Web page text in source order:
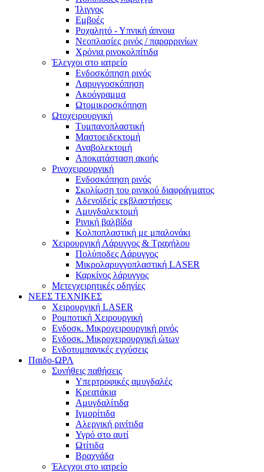
Ίλιγγος
Εμβοές
Ροχαλητό - Υπνική άπνοια
Νεοπλασίες ρινός / παραρρινίων
Χρόνια ρινοκολπίτιδα
Έλεγχοι στο ιατρείο
Ενδοσκόπηση ρινός
Λαρυγγοσκόπηση
Ακοόγραμμα
Ωτομικροσκόπηση
Ωτοχειρουργική
Τυμπανοπλαστική
Μαστοειδεκτομή
Αναβολεκτομή
Αποκατάσταση ακοής
Ρινοχειρουργική
Ενδοσκόπηση ρινός
Σκολίωση του ρινικού διαφράγματος
Αδενοϊδείς εκβλαστήσεις
Αμυγδαλεκτομή
Ρινική βαλβίδα
Κολποπλαστική με μπαλονάκι
Χειρουργική Λάρυγγος & Τραχήλου
Πολύποδες Λάρυγγος
Μικρολαρυγγοπλαστική LASER
Καρκίνος λάρυγγος
Μετεγχειρητικές οδηγίες
ΝΕΕΣ ΤΕΧΝΙΚΕΣ
Χειρουργική LASER
Ρομποτική Χειρουργική
Ενδοσκ. Μικροχειρουργική ρινός
Ενδοσκ. Μικροχειρουργική ώτων
Ενδοτυμπανικές εγχύσεις
Παιδο-ΩΡΛ
Συνήθεις παθήσεις
Υπερτροφικές αμυγδαλές
Κρεατάκια
Αμυγδαλίτιδα
Ιγμορίτιδα
Αλεργική ρινίτιδα
Υγρό στο αυτί
Ωτίτιδα
Βραχνάδα
Έλεγχοι στο ιατρείο